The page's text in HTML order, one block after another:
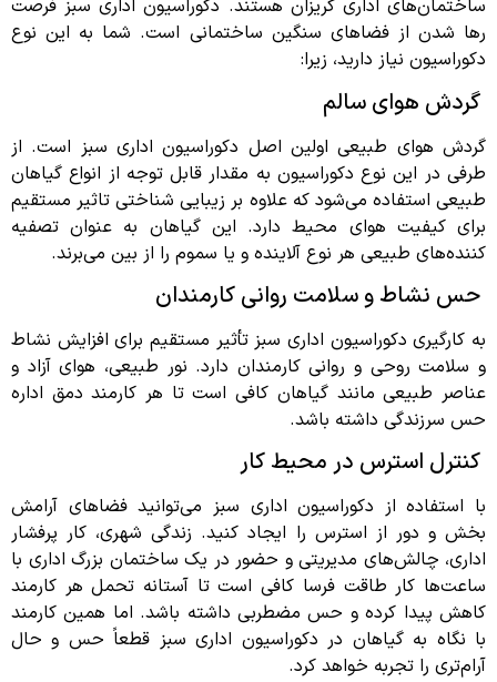
ساختمان‌های اداری گریزان هستند. دکوراسیون اداری سبز فرصت
رها شدن از فضاهای سنگین ساختمانی است. شما به این نوع
دکوراسیون نیاز دارید، زیرا:
گردش هوای سالم
گردش هوای طبیعی اولین اصل دکوراسیون اداری سبز است. از
طرفی در این نوع دکوراسیون به مقدار قابل توجه از انواع گیاهان
طبیعی استفاده می‌شود که علاوه بر زیبایی شناختی تاثیر مستقیم
برای کیفیت هوای محیط دارد. این گیاهان به عنوان تصفیه
کننده‌های طبیعی هر نوع آلاینده و یا سموم را از بین می‌برند.
حس نشاط و سلامت روانی کارمندان
به کارگیری دکوراسیون اداری سبز تأثیر مستقیم برای افزایش نشاط
و سلامت روحی و روانی کارمندان دارد. نور طبیعی، هوای آزاد و
عناصر طبیعی مانند گیاهان کافی است تا هر کارمند دمق اداره
حس سرزندگی داشته باشد.
کنترل استرس در محیط کار
با استفاده از دکوراسیون اداری سبز می‌توانید فضاهای آرامش
بخش و دور از استرس را ایجاد کنید. زندگی شهری، کار پرفشار
اداری، چالش‌های مدیریتی و حضور در یک ساختمان بزرگ اداری با
ساعت‌ها کار طاقت فرسا کافی است تا آستانه تحمل هر کارمند
کاهش پیدا کرده و حس مضطربی داشته باشد. اما همین کارمند
با نگاه به گیاهان در دکوراسیون اداری سبز قطعاً حس و حال
آرام‌تری را تجربه خواهد کرد.